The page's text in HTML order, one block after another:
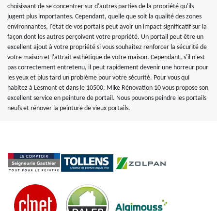
choisissant de se concentrer sur d'autres parties de la propriété qu'ils
jugent plus importantes. Cependant, quelle que soit la qualité des zones
environnantes, l'état de vos portails peut avoir un impact significatif sur la
façon dont les autres perçoivent votre propriété. Un portail peut être un
excellent ajout à votre propriété si vous souhaitez renforcer la sécurité de
votre maison et l'attrait esthétique de votre maison. Cependant, s'il n'est
pas correctement entretenu, il peut rapidement devenir une horreur pour
les yeux et plus tard un problème pour votre sécurité. Pour vous qui
habitez à Lesmont et dans le 10500, Mike Rénovation 10 vous propose son
excellent service en peinture de portail. Nous pouvons peindre les portails
neufs et rénover la peinture de vieux portails.